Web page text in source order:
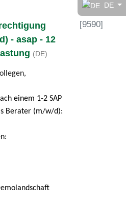
DE
- asap - 12
(DE)
[9590]
einem 1-2 SAP
Berater (m/w/d):